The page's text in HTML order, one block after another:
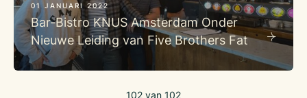
01 JANUARI 2022
Bar-Bistro KNUS Amsterdam Onder
Nieuwe Leiding van Five Brothers Fat
102 van 102